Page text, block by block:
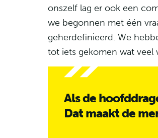
onszelf lag er ook een
we begonnen met één
geherdefinieerd. We
tot iets gekomen wat veel
Als de
Dat maakt de